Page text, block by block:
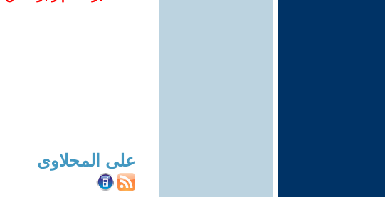
على المحلاوى